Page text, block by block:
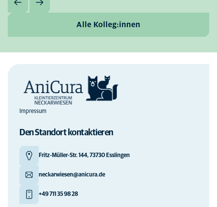
Alle Kolleg:innen
Impressum
Den Standort kontaktieren
Fritz-Müller-Str. 144, 73730 Esslingen
neckarwiesen@anicura.de
+49 711 35 98 28